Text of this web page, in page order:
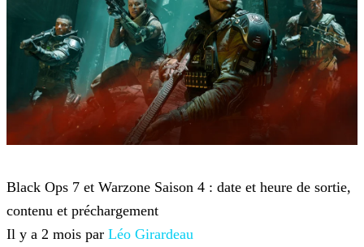
Black Ops 7 et Warzone Saison 4 : date et heure de sortie,
contenu et préchargement
Il y a 2 mois par Léo Girardeau